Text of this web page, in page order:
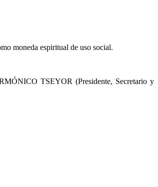
moneda espiritual de uso social.
TSEYOR (Presidente, Secretario y